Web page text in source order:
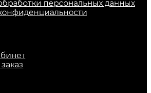
персональных данных